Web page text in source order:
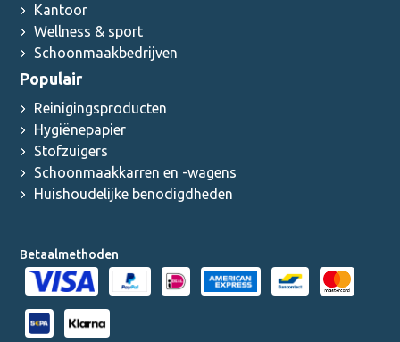
Kantoor
Wellness & sport
Schoonmaakbedrijven
Populair
Reinigingsproducten
Hygiënepapier
Stofzuigers
Schoonmaakkarren en -wagens
Huishoudelijke benodigdheden
Betaalmethoden